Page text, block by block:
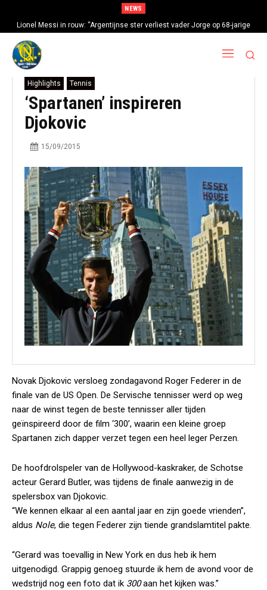
NEWS
Lionel Messi in rouw: “Argentijnse ster verliest vader Jorge op 68-jarige
leeftijd na gezondheidsproblemen”
Highlights Tennis
‘Spartanen’ inspireren
Djokovic
15/09/2015
Novak Djokovic versloeg zondagavond Roger Federer in de
finale van de US Open. De Servische tennisser werd op weg
naar de winst tegen de beste tennisser aller tijden
geïnspireerd door de film ‘300’, waarin een kleine groep
Spartanen zich dapper verzet tegen een heel leger Perzen.
De hoofdrolspeler van de Hollywood-kaskraker, de Schotse
acteur Gerard Butler, was tijdens de finale aanwezig in de
spelersbox van Djokovic.
“We kennen elkaar al een aantal jaar en zijn goede vrienden”,
aldus Nole, die tegen Federer zijn tiende grandslamtitel pakte.
“Gerard was toevallig in New York en dus heb ik hem
uitgenodigd. Grappig genoeg stuurde ik hem de avond voor de
wedstrijd nog een foto dat ik 300aan het kijken was.”